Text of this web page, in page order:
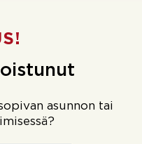
asunnon tai